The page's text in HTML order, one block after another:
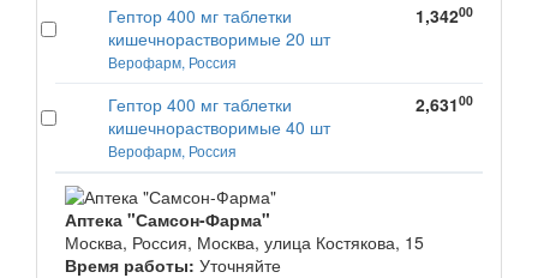
Гептор 400 мг таблетки
кишечнорастворимые 20 шт
Верофарм, Россия
1,34200
Гептор 400 мг таблетки
кишечнорастворимые 40 шт
Верофарм, Россия
2,63100
Аптека "Самсон-Фарма"
Москва, Россия, Москва, улица Костякова, 15
Время работы: Уточняйте